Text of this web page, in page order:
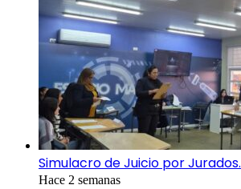
Simulacro de Juicio por Jurados.
Hace 2 semanas